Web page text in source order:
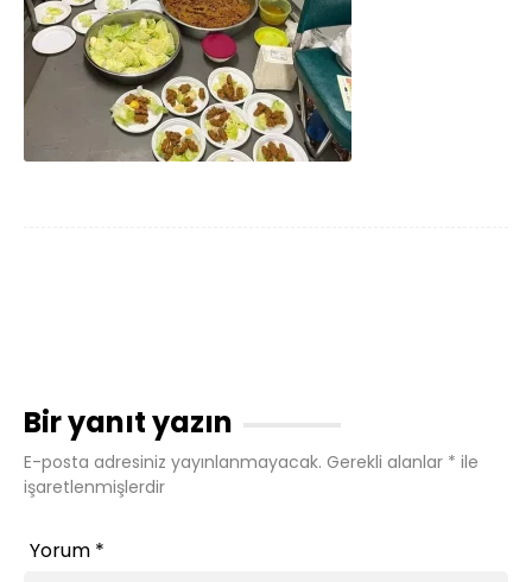
Bir yanıt yazın
E-posta adresiniz yayınlanmayacak. Gerekli alanlar * ile
işaretlenmişlerdir
Yorum *